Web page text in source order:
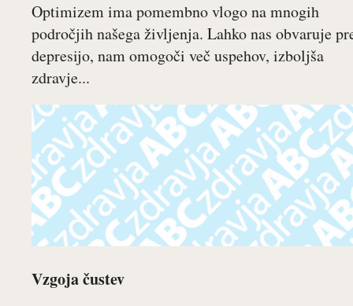
Optimizem ima pomembno vlogo na mnogih
področjih našega življenja. Lahko nas obvaruje
depresijo, nam omogoči več uspehov, izboljša
zdravje...
Vzgoja čustev